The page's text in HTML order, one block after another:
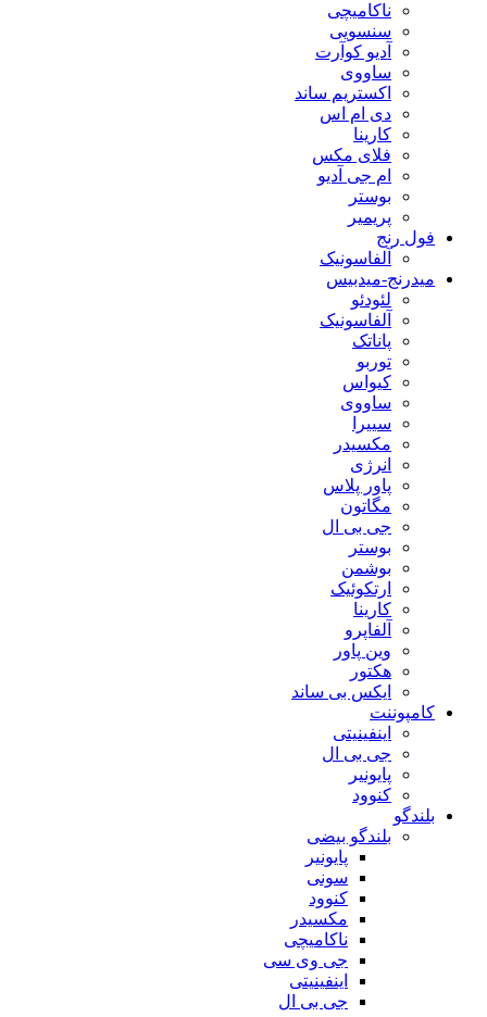
ناکامیچی
سنسویی
آدیو کوآرت
ساووی
اکستریم ساند
دی ام اس
کارینا
فلای مکس
ام جی آدیو
بوستر
پریمیر
فول رنج
آلفاسونیک
میدرنج-میدبیس
لئودئو
آلفاسونیک
پاناتک
توربو
کیواس
ساووی
سییرا
مکسیدر
انرژی
پاور پلاس
مگاتون
جی بی ال
بوستر
بوشمن
ارتکوئیک
کارینا
آلفاپرو
وین پاور
هکتور
ایکس بی ساند
کامپوننت
اینفینیتی
جی بی ال
پایونیر
کنوود
بلندگو
بلندگو بیضی
پایونیر
سونی
کنوود
مکسیدر
ناکامیچی
جی وی سی
اینفینیتی
جی بی ال